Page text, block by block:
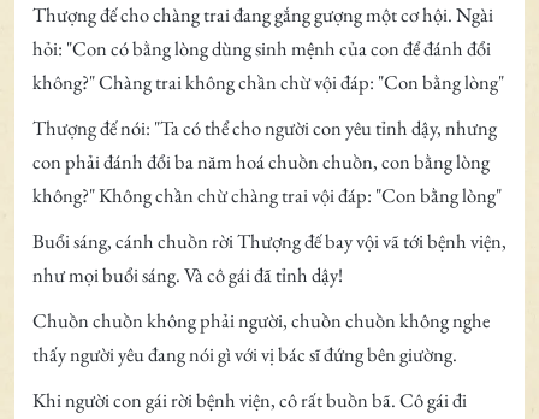
Thượng đế cho chàng trai đang gắng gượng một cơ hội. Ngài
hỏi: "Con có bằng lòng dùng sinh mệnh của con để đánh đổi
không?" Chàng trai không chần chừ vội đáp: "Con bằng lòng"
Thượng đế nói: "Ta có thể cho người con yêu tỉnh dậy, nhưng
con phải đánh đổi ba năm hoá chuồn chuồn, con bằng lòng
không?" Không chần chừ chàng trai vội đáp: "Con bằng lòng"
Buổi sáng, cánh chuồn rời Thượng đế bay vội vã tới bệnh viện,
như mọi buổi sáng. Và cô gái đã tỉnh dậy!
Chuồn chuồn không phải người, chuồn chuồn không nghe
thấy người yêu đang nói gì với vị bác sĩ đứng bên giường.
Khi người con gái rời bệnh viện, cô rất buồn bã. Cô gái đi